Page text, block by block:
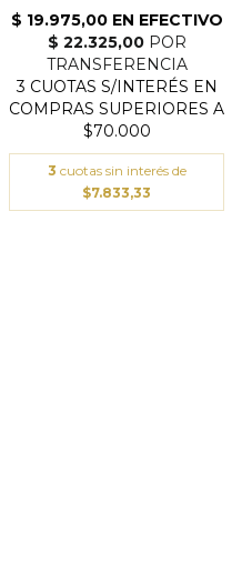
3 cuotas sin interés de
$7.833,33